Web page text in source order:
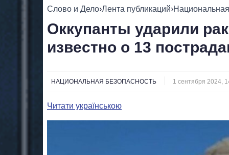
ВСЕ ПОЛИТИКИ ПРЕЗИДЕНТ И
Слово и Дело›Лента публикаций›
Оккупанты ударили
известно о 13
НАЦИОНАЛЬНАЯ БЕЗОПАСНОСТЬ 1 сентября 2024,
Читати українською